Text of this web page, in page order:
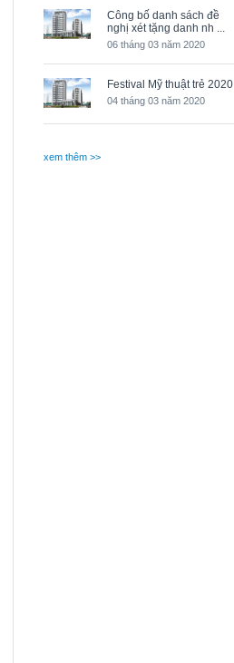
Công bố danh sách đề
nghị xét tặng danh nh ...
06 tháng 03 năm 2020
Festival Mỹ thuật trẻ 2020
04 tháng 03 năm 2020
xem thêm >>